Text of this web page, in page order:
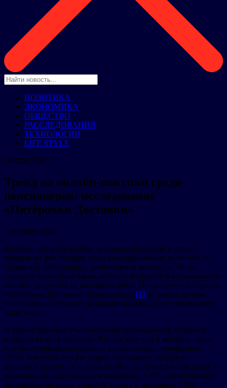
ПОЛИТИКА
ЭКОНОМИКА
ОБЩЕСТВО
РАССЛЕДОВАНИЯ
ТЕХНОЛОГИИ
LIFE STYLE
ОБЩЕСТВО
Тренд на онлайн-покупки среди
пенсионеров: исследование
«Пятёрочки Доставки»
1 декабря 2024
Вопреки представлениям, доставка продуктов и других
товаров на дом сегодня стала уже привычным явлением не
только для работающих, домохозяек и молодежи. Люди
старшего поколения также активно пользуются возможностью
заказать продукты не выходя их дома. Представители сервиса
«Пятёрочка Доставка» провели опрос[1] и узнали, почему
пенсионеры переходят на онлайн-покупки и что заказывают
чаще всего.
В опросе приняла участие тысяча респондентов старшего
возраста во всех регионах России, мужчин и женщин среди
них было примерно поровну. Большинство опрошенных
(77%) ответили, что регулярно заказывают продукты с
доставкой на дом. При этом 55,5% преимущественно ходят в
магазины, иногда пользуясь доставкой, а 20% предпочитают
заказывать доставку и иногда ходить в магазины; 1,5%